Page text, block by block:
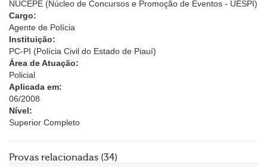
NUCEPE (Núcleo de Concursos e Promoção de Eventos - UESPI)
Cargo:
Agente de Polícia
Instituição:
PC-PI (Polícia Civil do Estado de Piauí)
Área de Atuação:
Policial
Aplicada em:
06/2008
Nível:
Superior Completo
Provas relacionadas (34)